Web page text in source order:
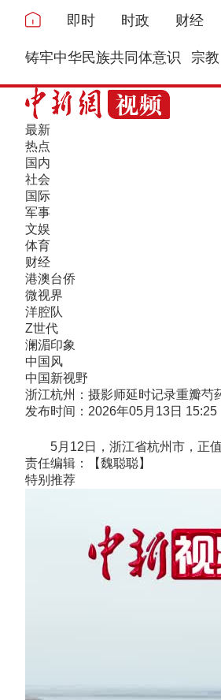
即时 时政 财经
铸牢中华民族共同体意识 宗教
最新
热点
国内
社会
国际
军事
文娱
体育
财经
港澳台侨
微视界
洋腔队
Z世代
澜湄印象
中国风
中国新视野
浙江杭州：摄影师延时记录重瓣芍
发布时间：2026年05月13日
5月12日，浙江省杭州市，正值
责任编辑：【魏聪聪】
特别推荐